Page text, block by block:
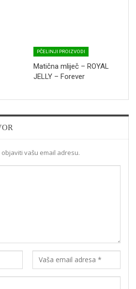
PČELINJI PROIZVODI
Matična mliječ – ROYAL
JELLY – Forever
objaviti vašu email adresu.